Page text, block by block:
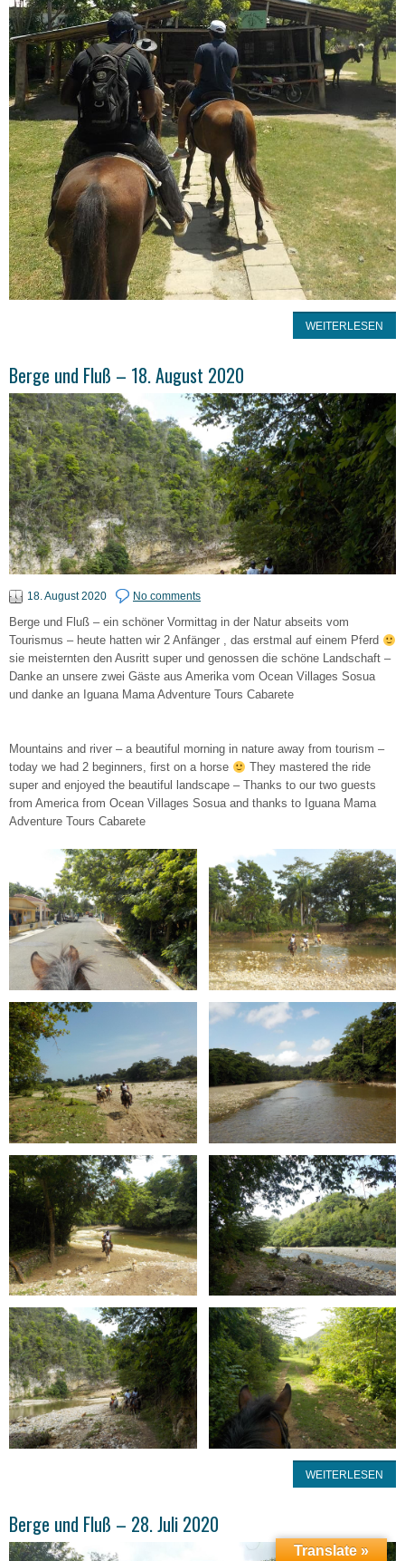
WEITERLESEN
Berge und Fluß – 18. August 2020
18. August 2020 No comments
Berge und Fluß – ein schöner Vormittag in der Natur abseits vom
Tourismus – heute hatten wir 2 Anfänger , das erstmal auf einem Pferd
sie meisternten den Ausritt super und genossen die schöne Landschaft –
Danke an unsere zwei Gäste aus Amerika vom Ocean Villages Sosua
und danke an Iguana Mama Adventure Tours Cabarete
Mountains and river – a beautiful morning in nature away from tourism –
today we had 2 beginners, first on a horse
They mastered the ride
super and enjoyed the beautiful landscape – Thanks to our two guests
from America from Ocean Villages Sosua and thanks to Iguana Mama
Adventure Tours Cabarete
WEITERLESEN
Berge und Fluß – 28. Juli 2020
Translate »